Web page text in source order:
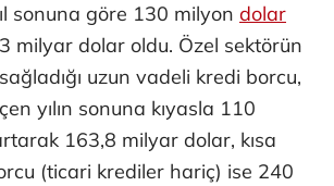
sonuna göre 130 milyon dolar
milyar dolar oldu. Özel sektörün
uzun vadeli kredi borcu,
yılın sonuna kıyasla 110
163,8 milyar dolar, kısa
(ticari krediler hariç) ise 240